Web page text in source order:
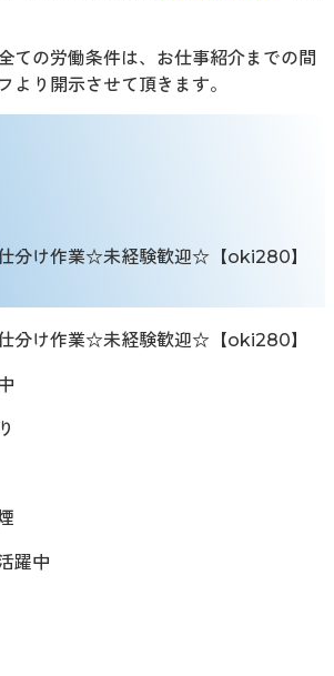
ての労働条件は、お仕事紹介までの間
より開示させて頂きます。
分け作業☆未経験歓迎☆【oki280】
分け作業☆未経験歓迎☆【oki280】
躍中